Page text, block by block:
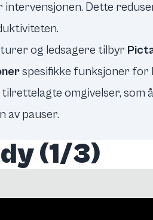
Dette
og ledsagere tilbyr
spesifikke funksjoner for
omgivelser, som
av pauser.
(1/3)